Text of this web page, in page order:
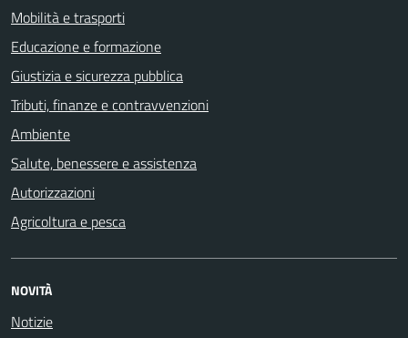
Mobilità e trasporti
Educazione e formazione
Giustizia e sicurezza pubblica
Tributi, finanze e contravvenzioni
Ambiente
Salute, benessere e assistenza
Autorizzazioni
Agricoltura e pesca
NOVITÀ
Notizie